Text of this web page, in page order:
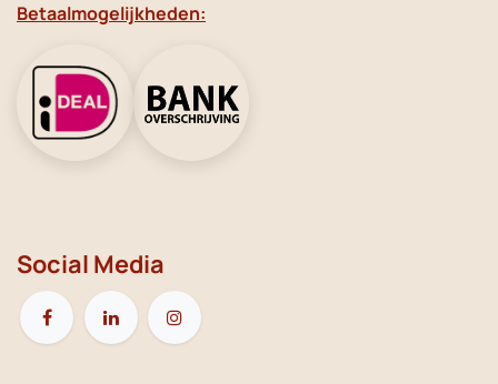
Betaalmogelijkheden:
Social Media